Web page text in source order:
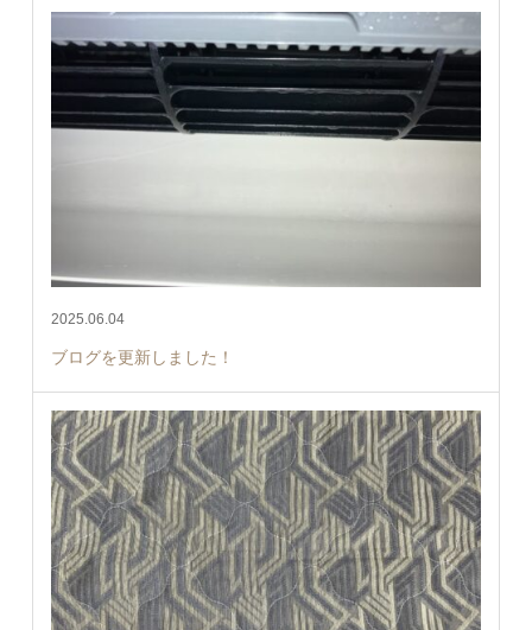
2025.06.04
ブログを更新しました！